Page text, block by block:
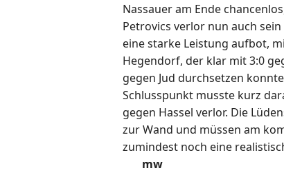
Nassauer am Ende
Petrovics verlor nun auch sein
eine starke Leistung aufbot,
Hegendorf, der klar mit 3:0
gegen Jud durchsetzen
Schlusspunkt musste kurz
gegen Hassel verlor. Die
zur Wand und müssen am
zumindest noch eine
mw